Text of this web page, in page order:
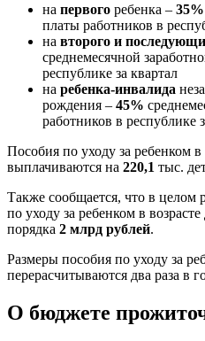
на первого ребенка – 35%
платы работников в
на второго и
среднемесячной
республике за квартал
на ребенка-инвалида
рождения – 45%
работников в республике
Пособия по уходу за ребенком в
выплачиваются на 220,1 тыс.
Также сообщается, что в целом
по уходу за ребенком в возрасте
порядка 2 млрд рублей.
Размеры пособия по уходу за
перерасчитываются два раза в
О бюджете